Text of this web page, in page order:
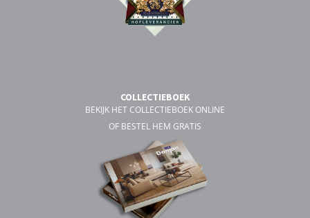
COLLECTIEBOEK
BEKIJK HET COLLECTIEBOEK ONLINE
OF BESTEL HEM GRATIS